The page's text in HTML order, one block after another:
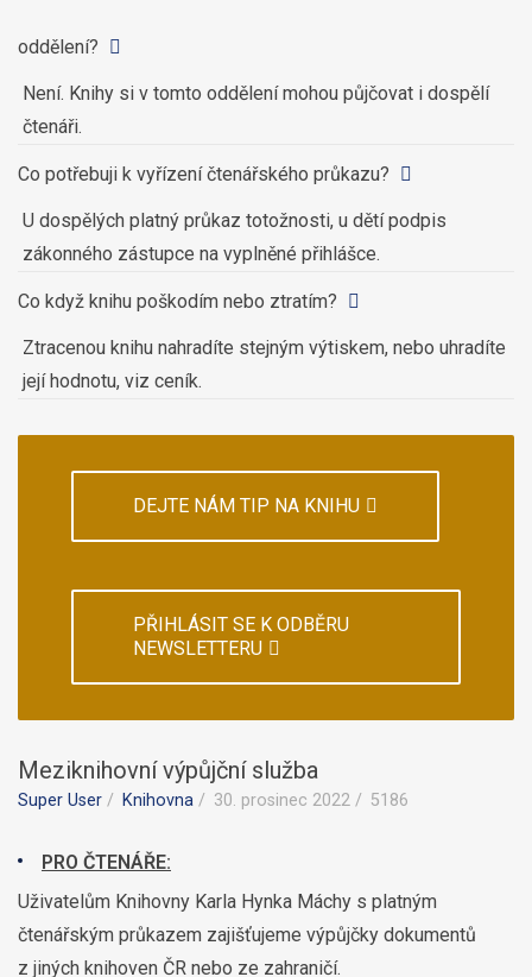
oddělení?
Není. Knihy si v tomto oddělení mohou půjčovat i dospělí
čtenáři.
Co potřebuji k vyřízení čtenářského průkazu?
U dospělých platný průkaz totožnosti, u dětí podpis
zákonného zástupce na vyplněné přihlášce.
Co když knihu poškodím nebo ztratím?
Ztracenou knihu nahradíte stejným výtiskem, nebo uhradíte
její hodnotu, viz ceník.
DEJTE NÁM TIP NA KNIHU
PŘIHLÁSIT SE K ODBĚRU
NEWSLETTERU
Meziknihovní výpůjční služba
Super User Knihovna 30. prosinec 2022 5186
PRO ČTENÁŘE:
Uživatelům Knihovny Karla Hynka Máchy s platným
čtenářským průkazem zajišťujeme výpůjčky dokumentů
z jiných knihoven ČR nebo ze zahraničí.